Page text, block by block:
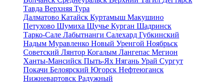
Тавда Верхняя Тура
Далматово Катайск Куртамыш Макушино
Петухово Шумиха Щучье Курган Шадринск
Тарко-Сале Лабытнанги Салехард Губкинский
Надым Муравленко Новый Уренгой Ноябрьск
Советский Лянтор Когалым Лангепас Мегион
Ханты-Мансийск Пыть-Ях Нягань Урай Сургут
Покачи Белоярский Югорск Нефтеюганск
Нижневартовск Радужный